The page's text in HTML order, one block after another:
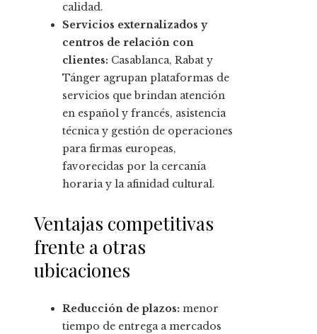
calidad.
Servicios externalizados y
centros de relación con
clientes: Casablanca, Rabat y
Tánger agrupan plataformas de
servicios que brindan atención
en español y francés, asistencia
técnica y gestión de operaciones
para firmas europeas,
favorecidas por la cercanía
horaria y la afinidad cultural.
Ventajas competitivas
frente a otras
ubicaciones
Reducción de plazos: menor
tiempo de entrega a mercados